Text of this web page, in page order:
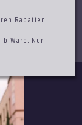
Rabatten
Ware. Nur